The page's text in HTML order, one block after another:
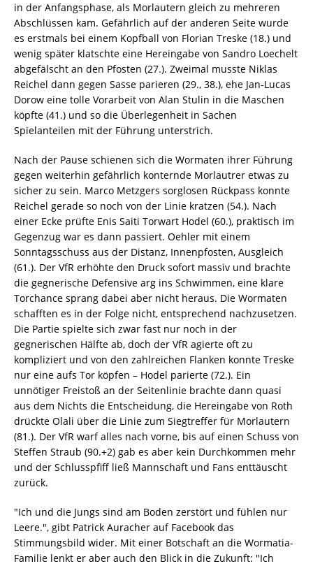
in der Anfangsphase, als Morlautern gleich zu mehreren
Abschlüssen kam. Gefährlich auf der anderen Seite wurde
es erstmals bei einem Kopfball von Florian Treske (18.) und
wenig später klatschte eine Hereingabe von Sandro Loechelt
abgefälscht an den Pfosten (27.). Zweimal musste Niklas
Reichel dann gegen Sasse parieren (29., 38.), ehe Jan-Lucas
Dorow eine tolle Vorarbeit von Alan Stulin in die Maschen
köpfte (41.) und so die Überlegenheit in Sachen
Spielanteilen mit der Führung unterstrich.
Nach der Pause schienen sich die Wormaten ihrer Führung
gegen weiterhin gefährlich konternde Morlautrer etwas zu
sicher zu sein. Marco Metzgers sorglosen Rückpass konnte
Reichel gerade so noch von der Linie kratzen (54.). Nach
einer Ecke prüfte Enis Saiti Torwart Hodel (60.), praktisch im
Gegenzug war es dann passiert. Oehler mit einem
Sonntagsschuss aus der Distanz, Innenpfosten, Ausgleich
(61.). Der VfR erhöhte den Druck sofort massiv und brachte
die gegnerische Defensive arg ins Schwimmen, eine klare
Torchance sprang dabei aber nicht heraus. Die Wormaten
schafften es in der Folge nicht, entsprechend nachzusetzen.
Die Partie spielte sich zwar fast nur noch in der
gegnerischen Hälfte ab, doch der VfR agierte oft zu
kompliziert und von den zahlreichen Flanken konnte Treske
nur eine aufs Tor köpfen – Hodel parierte (72.). Ein
unnötiger Freistoß an der Seitenlinie brachte dann quasi
aus dem Nichts die Entscheidung, die Hereingabe von Roth
drückte Olali über die Linie zum Siegtreffer für Morlautern
(81.). Der VfR warf alles nach vorne, bis auf einen Schuss von
Steffen Straub (90.+2) gab es aber kein Durchkommen mehr
und der Schlusspfiff ließ Mannschaft und Fans enttäuscht
zurück.
"Ich und die Jungs sind am Boden zerstört und fühlen nur
Leere.", gibt Patrick Auracher auf Facebook das
Stimmungsbild wider. Mit einer Botschaft an die Wormatia-
Familie lenkt er aber auch den Blick in die Zukunft: "Ich